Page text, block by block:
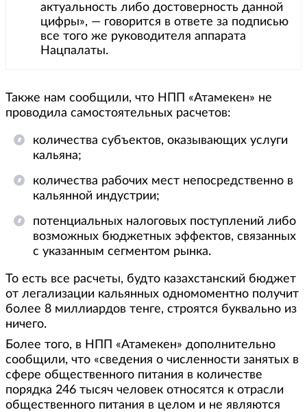
актуальность либо достоверность данной
цифры», — говорится в ответе за подписью
все того же руководителя аппарата
Нацпалаты.
Также нам сообщили, что НПП «Атамекен» не
проводила самостоятельных расчетов:
количества субъектов, оказывающих услуги
кальяна;
количества рабочих мест непосредственно в
кальянной индустрии;
потенциальных налоговых поступлений либо
возможных бюджетных эффектов, связанных
с указанным сегментом рынка.
То есть все расчеты, будто казахстанский бюджет
от легализации кальянных одномоментно получит
более 8 миллиардов тенге, строятся буквально из
ничего.
Более того, в НПП «Атамекен» дополнительно
сообщили, что «сведения о численности занятых в
сфере общественного питания в количестве
порядка 246 тысяч человек относятся к отрасли
общественного питания в целом и не являются